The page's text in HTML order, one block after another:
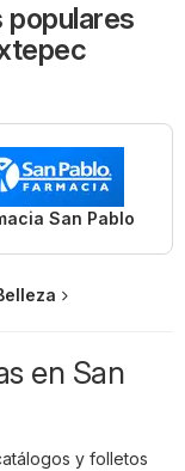
populares
San Pablo
en San
y folletos